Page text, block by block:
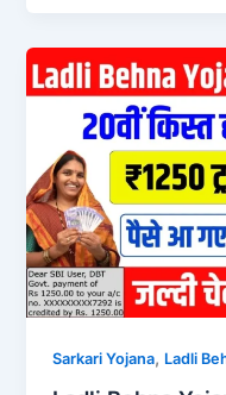
Sarkari Yojana, Ladli